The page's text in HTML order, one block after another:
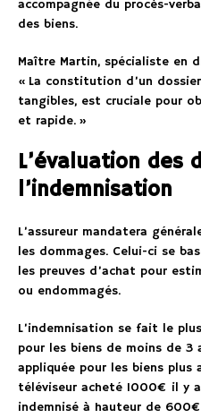
accompagnée du procès-
des biens.
Maître Martin, spécialiste en
« La constitution d’un
tangibles, est cruciale pour
et rapide. »
L’évaluation des
l’indemnisation
L’assureur mandatera
les dommages. Celui-ci se
les preuves d’achat pour
ou endommagés.
L’indemnisation se fait le
pour les biens de moins de 3
appliquée pour les biens plus
téléviseur acheté 1000€ il y
indemnisé à hauteur de